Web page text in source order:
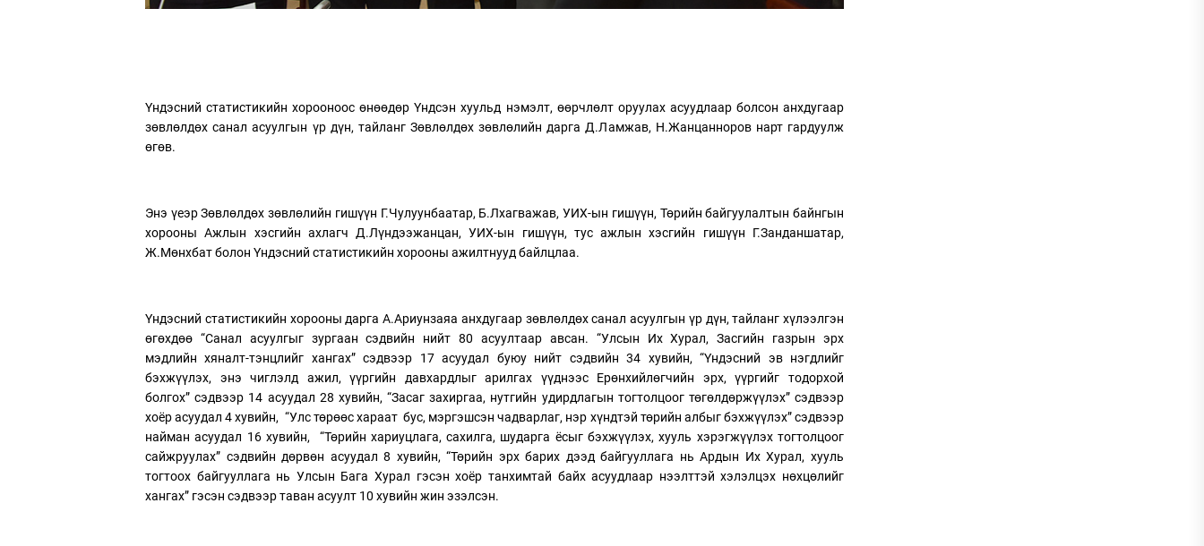
Үндэсний статистикийн хорооноос өнөөдөр Үндсэн хуульд нэмэлт, өөрчлөлт оруулах асуудлаар болсон анхдугаар
зөвлөлдөх санал асуулгын үр дүн, тайланг Зөвлөлдөх зөвлөлийн дарга Д.Ламжав, Н.Жанцанноров нарт гардуулж
өгөв.
Энэ үеэр Зөвлөлдөх зөвлөлийн гишүүн Г.Чулуунбаатар, Б.Лхагважав, УИХ-ын гишүүн, Төрийн байгуулалтын байнгын
хорооны Ажлын хэсгийн ахлагч Д.Лүндээжанцан, УИХ-ын гишүүн, тус ажлын хэсгийн гишүүн Г.Занданшатар,
Ж.Мөнхбат болон Үндэсний статистикийн хорооны ажилтнууд байлцлаа.
Үндэсний статистикийн хорооны дарга А.Ариунзаяа анхдугаар зөвлөлдөх санал асуулгын үр дүн, тайланг хүлээлгэн
өгөхдөө “Санал асуулгыг зургаан сэдвийн нийт 80 асуултаар авсан. “Улсын Их Хурал, Засгийн газрын эрх
мэдлийн хяналт-тэнцлийг хангах” сэдвээр 17 асуудал буюу нийт сэдвийн 34 хувийн, “Үндэсний эв нэгдлийг
бэхжүүлэх, энэ чиглэлд ажил, үүргийн давхардлыг арилгах үүднээс Ерөнхийлөгчийн эрх, үүргийг тодорхой
болгох” сэдвээр 14 асуудал 28 хувийн, “Засаг захиргаа, нутгийн удирдлагын тогтолцоог төгөлдөржүүлэх” сэдвээр
хоёр асуудал 4 хувийн, “Улс төрөөс хараат бус, мэргэшсэн чадварлаг, нэр хүндтэй төрийн албыг бэхжүүлэх” сэдвээр
найман асуудал 16 хувийн, “Төрийн хариуцлага, сахилга, шударга ёсыг бэхжүүлэх, хууль хэрэгжүүлэх тогтолцоог
сайжруулах” сэдвийн дөрвөн асуудал 8 хувийн, “Төрийн эрх барих дээд байгууллага нь Ардын Их Хурал, хууль
тогтоох байгууллага нь Улсын Бага Хурал гэсэн хоёр танхимтай байх асуудлаар нээлттэй хэлэлцэх нөхцөлийг
хангах” гэсэн сэдвээр таван асуулт 10 хувийн жин эзэлсэн.